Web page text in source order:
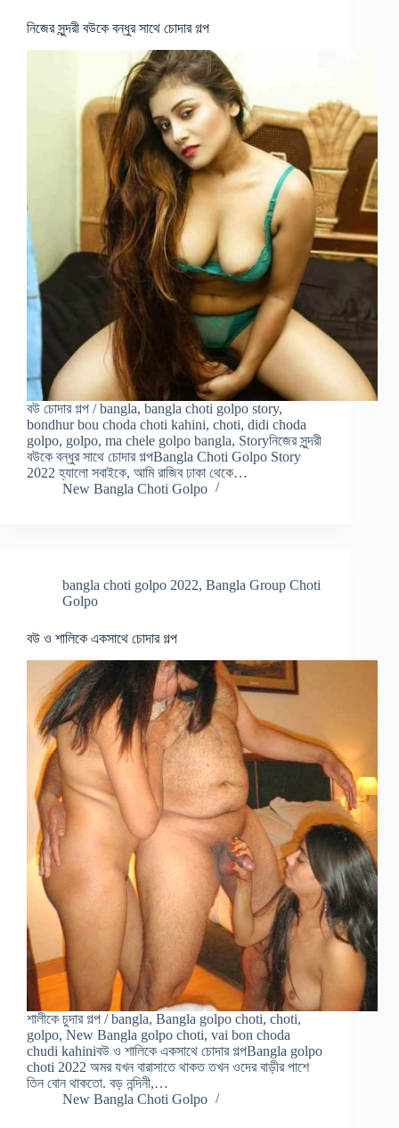
নিজের সুন্দরী বউকে বন্ধুর সাথে চোদার গল্প
বউ চোদার গল্প / bangla, bangla choti golpo story,
bondhur bou choda choti kahini, choti, didi choda
golpo, golpo, ma chele golpo bangla, Storyনিজের সুন্দরী
বউকে বন্ধুর সাথে চোদার গল্পBangla Choti Golpo Story
2022 হ্যালো সবাইকে, আমি রাজিব ঢাকা থেকে…
New Bangla Choti Golpo
bangla choti golpo 2022, Bangla Group Choti
Golpo
বউ ও শালিকে একসাথে চোদার গল্প
শালীকে চুদার গল্প / bangla, Bangla golpo choti, choti,
golpo, New Bangla golpo choti, vai bon choda
chudi kahiniবউ ও শালিকে একসাথে চোদার গল্পBangla golpo
choti 2022 অমর যখন বারাসাতে থাকত তখন ওদের বাড়ীর পাশে
তিন বোন থাকতো. বড় নন্দিনী,…
New Bangla Choti Golpo